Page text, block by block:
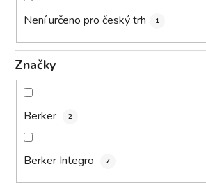
Není určeno pro český trh 1
Značky
Berker 2
Berker Integro 7